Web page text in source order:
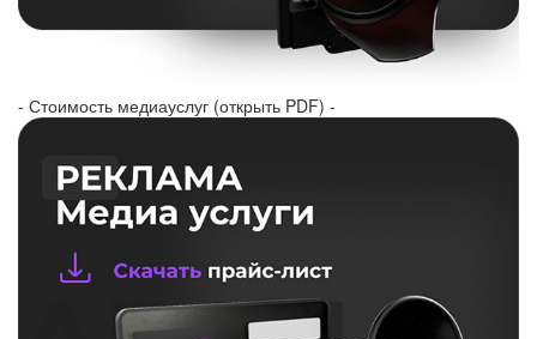
- Стоимость медиауслуг (открыть PDF) -